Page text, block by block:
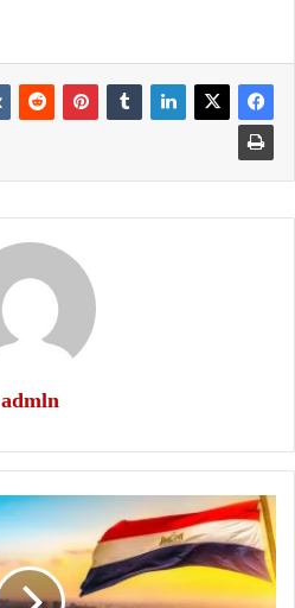
admln
هل
نستطيع
؟؟؟؟؟؟